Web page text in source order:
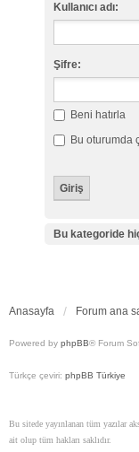
Kullanıcı adı:
Şifre:
Beni hatırla
Bu oturumda
Bu kategoride
Anasayfa Forum ana
Powered by phpBB® Forum
Türkçe çeviri: phpBB Türkiye
Bu sitede yayınlanan tüm yazılar
ait olup tüm hakları saklıdır.